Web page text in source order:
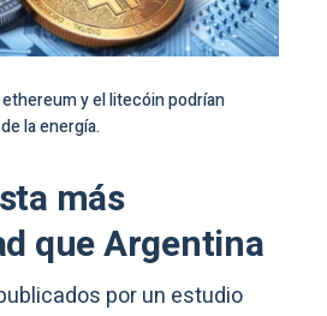
y el litecóin podrían
la energía.
más
que Argentina
por un estudio